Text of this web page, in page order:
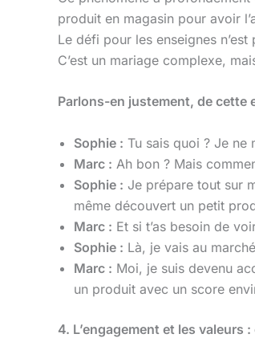
produit en magasin pour avoir
Le défi pour les enseignes
C’est un mariage complexe,
Parlons-en justement, de cette
Sophie : Tu sais quoi ? Je ne
Marc : Ah bon ? Mais
Sophie : Je prépare tout sur
même découvert un petit
Marc : Et si t’as besoin de
Sophie : Là, je vais au
Marc : Moi, je suis devenu
un produit avec un score
4. L’engagement et les valeurs